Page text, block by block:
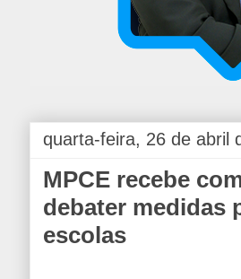
quarta-feira, 26 de abril
MPCE recebe
debater medidas
escolas